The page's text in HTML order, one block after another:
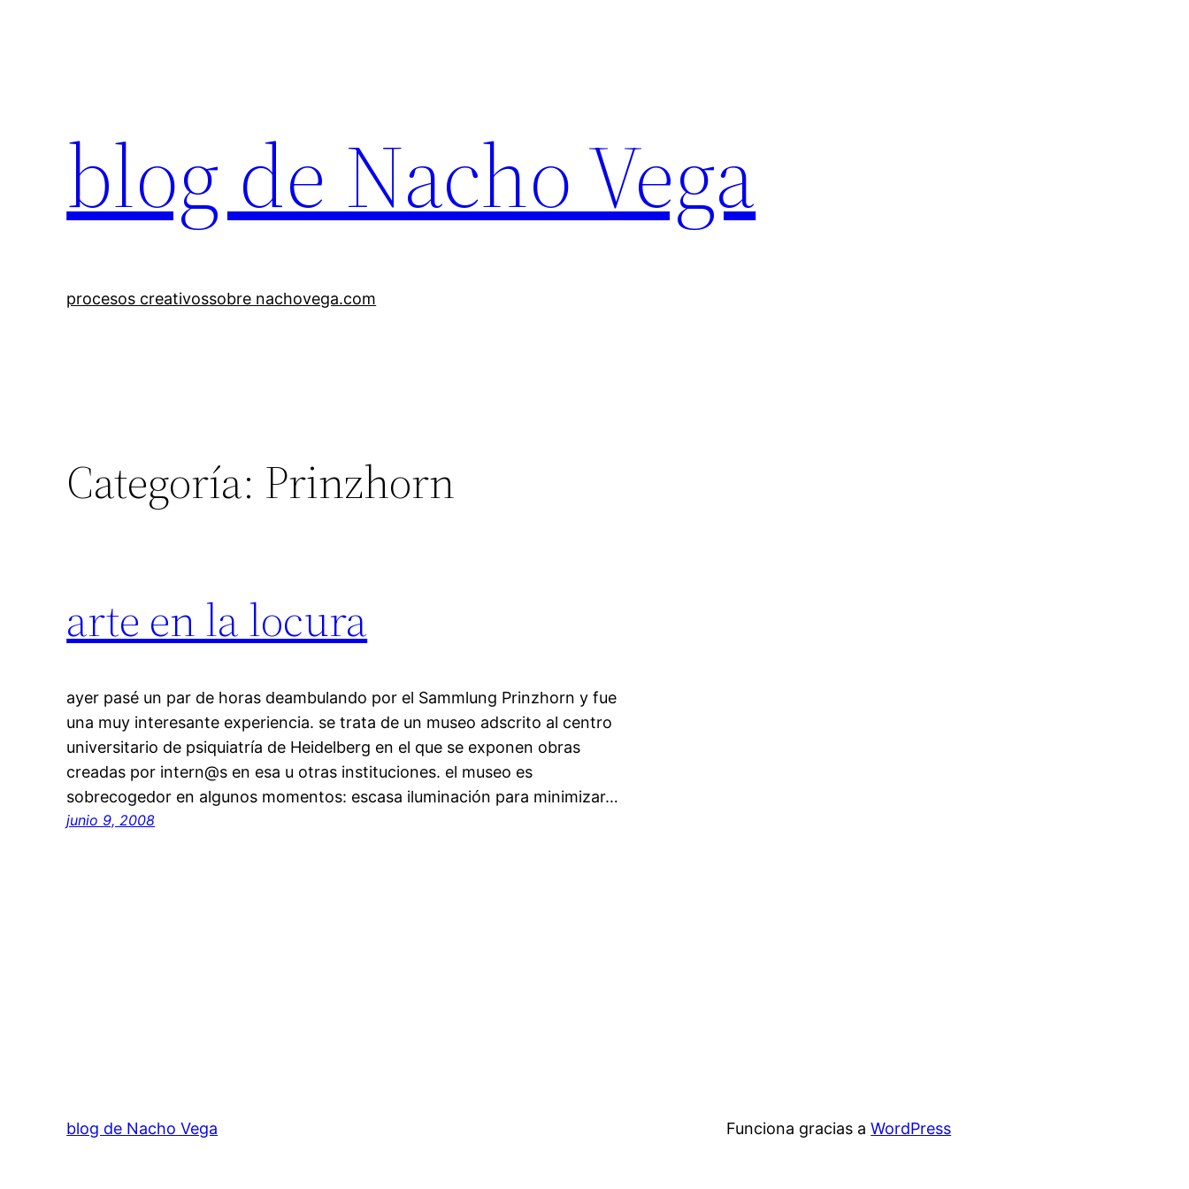
blog de Nacho Vega
procesos creativossobre nachovega.com
Categoría: Prinzhorn
arte en la locura
ayer pasé un par de horas deambulando por el Sammlung Prinzhorn y fue
una muy interesante experiencia. se trata de un museo adscrito al centro
universitario de psiquiatría de Heidelberg en el que se exponen obras
creadas por intern@s en esa u otras instituciones. el museo es
sobrecogedor en algunos momentos: escasa iluminación para minimizar…
junio 9, 2008
blog de Nacho Vega Funciona gracias aWordPress